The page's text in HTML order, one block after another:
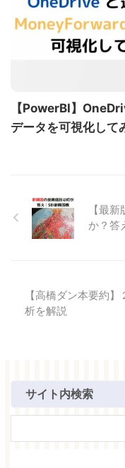
【PowerBI】
データを可視化して
【最
か？答
【高橋ダン本要約
析を解説
サイト内検索